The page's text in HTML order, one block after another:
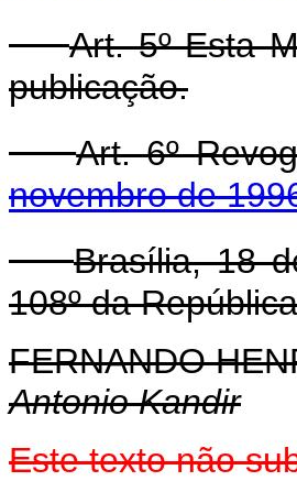
Art. 5º Esta
publicação.
Art. 6º
novembro de
Brasília, 18
108º da
FERNANDO
Antonio Kandir
Este texto não